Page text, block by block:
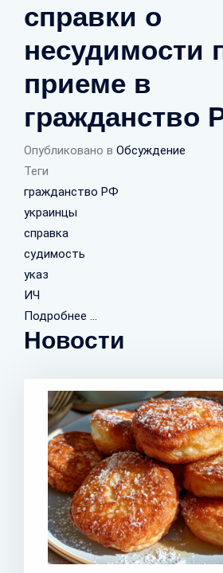
справки о
несудимости
приеме в
гражданство
Опубликовано в Обсуждение
Теги
гражданство РФ
украинцы
справка
судимость
указ
ИЧ
Подробнее ...
Новости